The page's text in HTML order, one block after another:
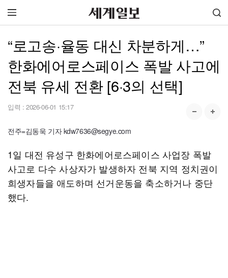
“로고송·율동 대신 차분하게…”
한화에어로스페이스 폭발 사고에
전북 유세 전환 [6·3의 선택]
입력 : 2026-06-01 15:17
전주=김동욱 기자 kdw7636@segye.com
1일 대전 유성구 한화에어로스페이스 사업장 폭발
사고로 다수 사상자가 발생하자 전북 지역 정치권이
희생자들을 애도하며 선거운동을 축소하거나 중단
했다.